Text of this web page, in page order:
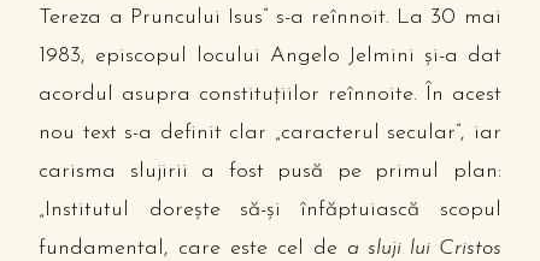
Tereza a Pruncului Isus” s-a reînnoit. La 30 mai
1983, episcopul locului Angelo Jelmini şi-a dat
acordul asupra constituţiilor reînnoite. În acest
nou text s-a definit clar „caracterul secular”, iar
carisma slujirii a fost pusă pe primul plan:
„Institutul doreşte să-şi înfăptuiască scopul
fundamental, care este cel de a sluji lui Cristos